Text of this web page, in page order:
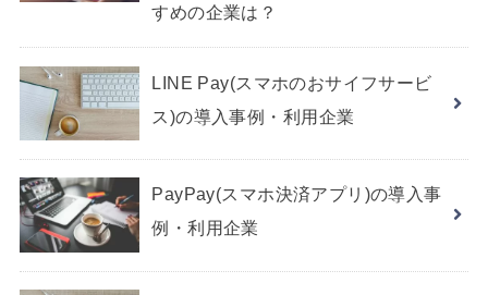
すめの企業は？
LINE Pay(スマホのおサイフサービ
ス)の導入事例・利用企業
PayPay(スマホ決済アプリ)の導入事
例・利用企業